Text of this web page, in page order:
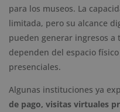
para los museos. La
limitada, pero su alcance
pueden generar ingresos a
dependen del espacio
presenciales.
Algunas instituciones ya
de pago, visitas virtuales